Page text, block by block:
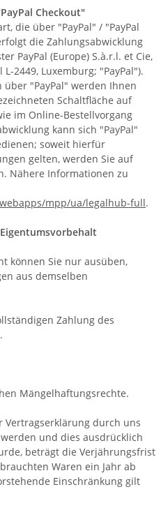
Checkout"
die über "PayPal" / "PayPal
die Zahlungsabwicklung
PayPal (Europe) S.à.r.l. et Cie,
L-2449, Luxemburg; "PayPal").
"PayPal" werden Ihnen
Schaltfläche auf
im Online-Bestellvorgang
kann sich "PayPal"
soweit hierfür
gelten, werden Sie auf
Nähere Informationen zu
mpp/ua/legalhub-full.
, Eigentumsvorbehalt
können Sie nur ausüben,
aus demselben
Zahlung des
Mängelhaftungsrechte.
Vertragserklärung durch uns
und dies ausdrücklich
beträgt die Verjährungsfrist
Waren ein Jahr ab
Einschränkung gilt